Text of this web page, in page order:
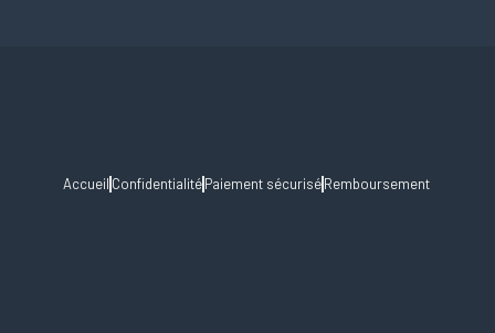
Accueil Confidentialité Paiement sécurisé Remboursement